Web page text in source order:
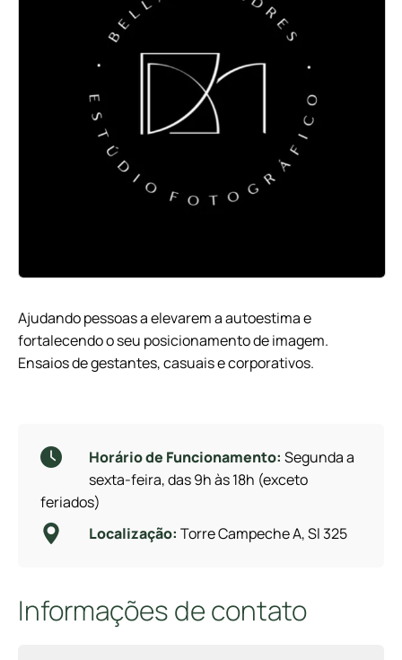
Ajudando pessoas a elevarem a autoestima e
fortalecendo o seu posicionamento de imagem.
Ensaios de gestantes, casuais e corporativos.
Horário de Funcionamento: Segunda a
sexta-feira, das 9h às 18h (exceto
feriados)
Localização: Torre Campeche A, Sl 325
Informações de contato